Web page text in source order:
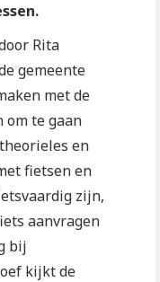
Rita
gemeente
met de
te gaan
en
fietsen en
zijn,
aanvragen
bij
kijkt de